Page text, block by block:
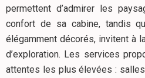
permettent d’admirer les
confort de sa cabine, tandis
élégamment décorés, invitent à
d’exploration. Les services
attentes les plus élevées :